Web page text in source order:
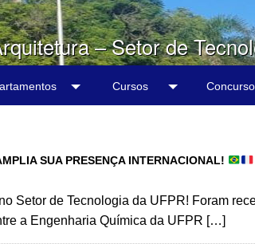
– Setor de
Cursos
SUA PRESENÇA INTERNACIONAL!
Setor de Tecnologia da UFPR! Foram
a Engenharia Química da UFPR […]